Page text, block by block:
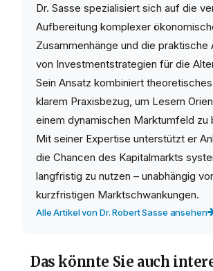
Dr. Sasse spezialisiert sich auf die
Aufbereitung komplexer
Zusammenhänge und die praktische
von Investmentstrategien für die
Sein Ansatz kombiniert
klarem Praxisbezug, um Lesern
einem dynamischen Marktumfeld zu
Mit seiner Expertise unterstützt er
die Chancen des Kapitalmarkts
langfristig zu nutzen – unabhängig
kurzfristigen Marktschwankungen.
Alle Artikel von Dr. Robert Sasse ansehen
Das könnte Sie auch